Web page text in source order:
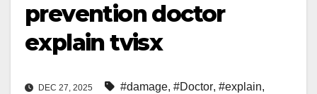
prevention doctor
explain tvisx
DEC 27, 2025 #damage, #Doctor, #explain,